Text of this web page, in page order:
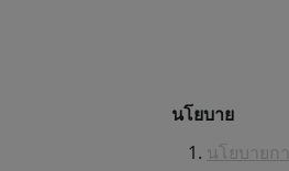
นโยบาย
นโยบาย